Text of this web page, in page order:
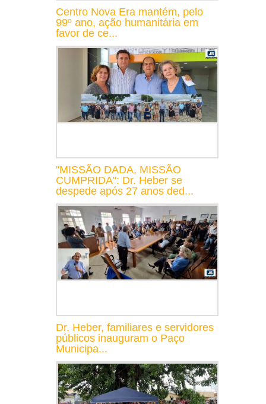
Centro Nova Era mantém, pelo
99º ano, ação humanitária em
favor de ce...
"MISSÃO DADA, MISSÃO
CUMPRIDA": Dr. Heber se
despede após 27 anos ded...
Dr. Heber, familiares e servidores
públicos inauguram o Paço
Municipa...